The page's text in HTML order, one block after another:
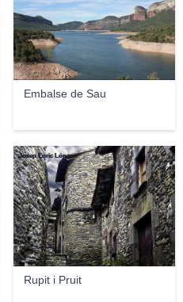
Embalse de Sau
Rupit i Pruit
Josep Enric López